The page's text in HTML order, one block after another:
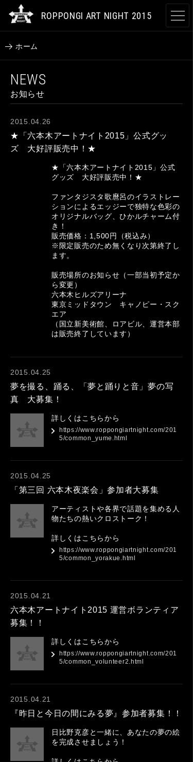
ROPPONGI ART NIGHT 2015
開催概要
テーマ
開催プログラム
アーティスト
参加施設
JA EN CN KR
ホーム
NEWS
お知らせ
2015.04.26
★「六本木アートナイト2015」公式グッ
ズ 大好評販売中！★
★「六本木アートナイト2015」公式
グッズ 大好評販売中！★
ファンタジスタ歌麿呂のイラストレー
ションによるエッジーで独特な色彩の
オリジナルバッグ、ひかルチャーム付
き！
販売価格：1,500円（税込み）
※限定販売のため無くなり次第終了し
ます。
販売場所のお知らせ（一部当初予定か
ら変更）
六本木ヒルズアリーナ
東京ミッドタウン キャノピー・スク
エア
（国立新美術館、ロアビル、運営本部
は販売終了しています）
2015.04.25
夢を撮る、踊る、「夢と踊りと音」夢の写
真 大募集！
詳しくはこちらから
https://www.roppongiartnight.com/201
5/common_yume.html
2015.04.25
「第三回 六本木夜楽会」参加者大募集
アーティストや各界で話題を集める人
物たちの熱いクロストーク！
詳しくはこちらから
https://www.roppongiartnight.com/201
5/common_yorakue.html
2015.04.21
六本木アートナイト2015 運営ボランティア
募集！！
詳しくはこちらから
https://www.roppongiartnight.com/201
5/common_volunteer2.html
2015.04.21
『昨日と今日の間にみる夢』参加者募集！！
日比野克彦と一緒に、あなたの夢の絵
を完成させましょう！